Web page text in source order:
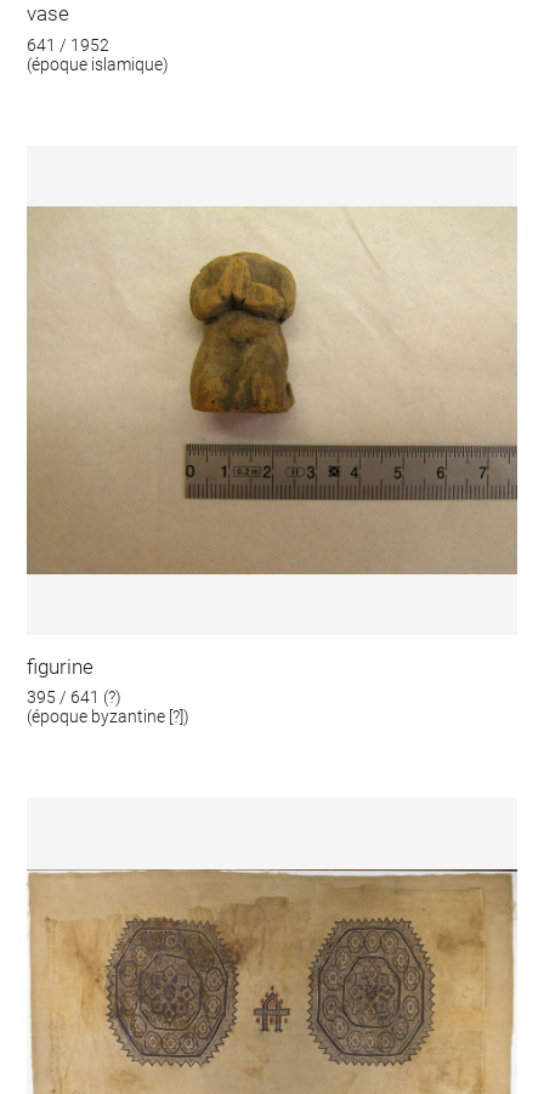
vase
641 / 1952
(époque islamique)
figurine
395 / 641 (?)
(époque byzantine [?])